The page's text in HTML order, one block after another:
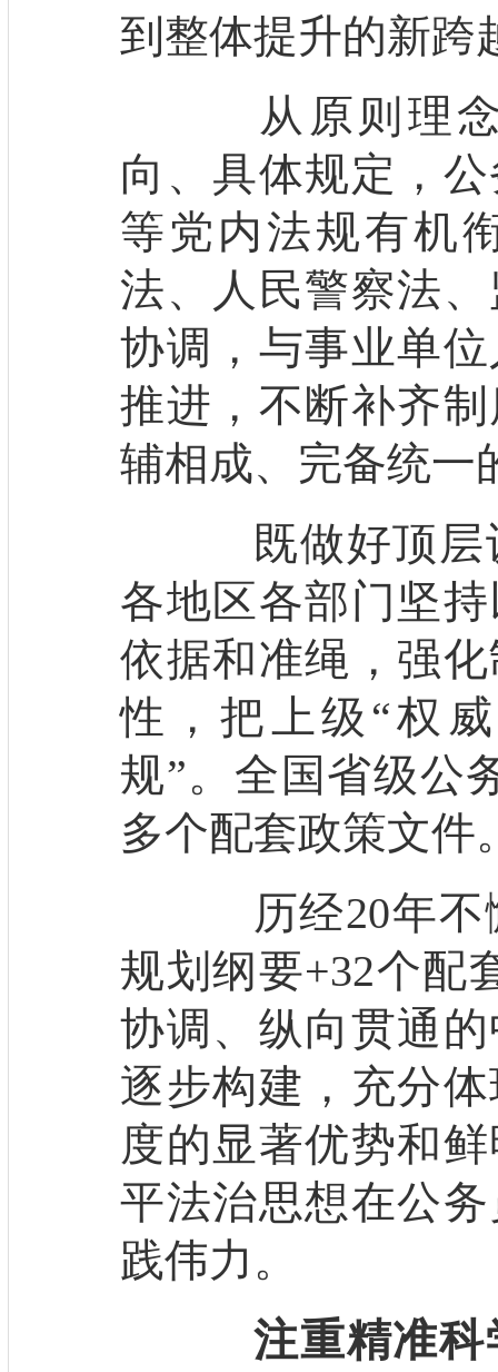
到整体提升的新跨
从原则理念
向、具体规定，
等党内法规有机
法、人民警察法
协调，与事业单
推进，不断补齐
辅相成、完备统一
既做好顶层
各地区各部门坚
依据和准绳，强
性，把上级“权
规”。全国省级公
多个配套政策文件
历经20年不
规划纲要+32个配
协调、纵向贯通
逐步构建，充分
度的显著优势和
平法治思想在公
践伟力。
注重精准